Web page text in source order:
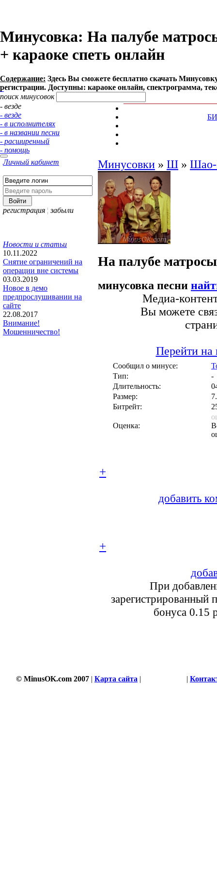
Минусовка: На палубе
+ караоке спеть онлайн
Содержание: Здесь Вы сможете бесплатно cкачать
регистрации. Доступны: караоке онлайн, спектрограмма,
поиск минусовок
- везде
- везде
- в исполнителях
- в названии песни
- расширенный
- помощь
Личный кабинет
регистрация ¦ забыли
Новости и статьи
10.11.2022
Снятие ограничений на
операции вне системы
03.03.2019
Новое в демо
предпрослушивании на
сайте
22.08.2017
Внимание!
Мошенничество!
Минусовки » Ш » Шао-
На палубе матросы
минусовка песни
Медиа-
Вы можете
Перейти на
Сообщил о минусе:
Тип:
-
Длительность:
Размер:
Битрейт:
Оценка:
+
добавить
+
При
зарегистрированный
бонуса 0.15
© MinusOK.com 2007 | Карта сайта | |